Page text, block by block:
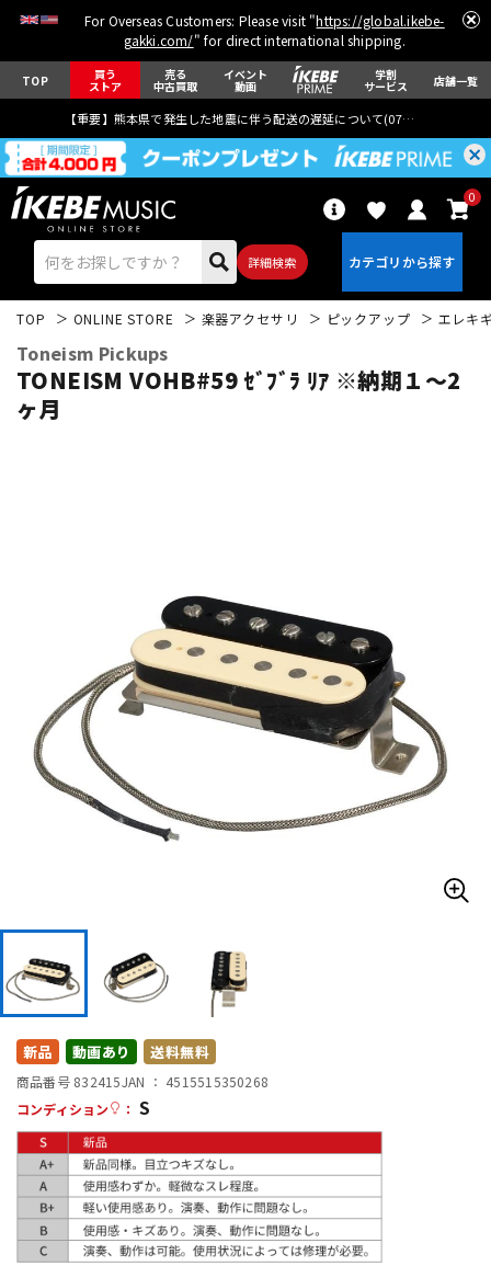
For Overseas Customers: Please visit "https://global.ikebe-
gakki.com/" for direct international shipping.
TOP 買う
ストア
売る
中古買取
イベント
動画
学割
サービス 店舗一覧
【重要】熊本県で発生した地震に伴う配送の遅延について(07月29日
詳細検索
0
キーボード 電子ピアノ
管楽器 その他楽器
DTM オンライン納品
配信/ライブ機器
中古 ヴィンテージ
TOP ONLINE STORE 楽器アクセサリ ピックアップ エレキ
Toneism Pickups
TONEISM VOHB#59 ｾﾞﾌﾞﾗ ﾘｱ ※納期１～2
ヶ月
新品 動画あり 送料無料
商品番号 832415JAN ： 4515515350268
コンディション
： S